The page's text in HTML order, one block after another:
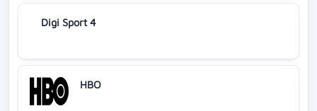
Digi Sport 4
HBO